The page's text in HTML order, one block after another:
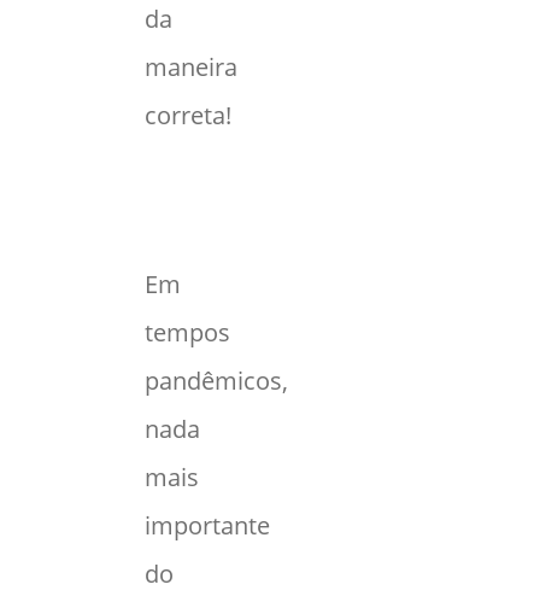
da
maneira
correta!
Em
tempos
pandêmicos,
nada
mais
importante
do